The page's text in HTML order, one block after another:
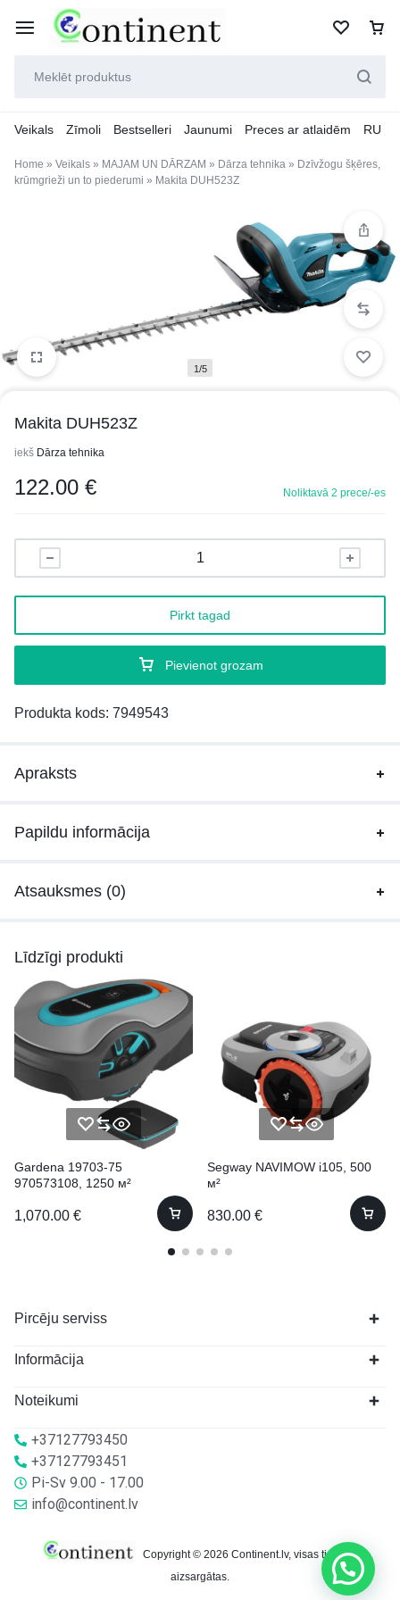
Veikals Zīmoli Bestselleri Jaunumi Preces ar atlaidēm RU
Home » Veikals » MAJAM UN DĀRZAM » Dārza tehnika » Dzīvžogu šķēres,
krūmgrieži un to piederumi » Makita DUH523Z
1/5
Makita DUH523Z
iekš Dārza tehnika
122.00 € Noliktavā 2 prece/-es
Pievienot grozam
Pirkt tagad
Produkta kods: 7949543
Apraksts
Papildu informācija
Atsauksmes (0)
Līdzīgi produkti
Gardena 19703-75
970573108, 1250 м²
1,070.00 €
Segway NAVIMOW i105, 500
м²
830.00 €
Pircēju serviss
Informācija
Noteikumi
+37127793450
+37127793451
Pi-Sv 9.00 - 17.00
info@continent.lv
Copyright © 2026 Continent.lv, visas tiesības
aizsargātas.